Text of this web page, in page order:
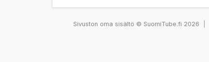
Sivuston oma sisältö © SuomiTube.fi 2026